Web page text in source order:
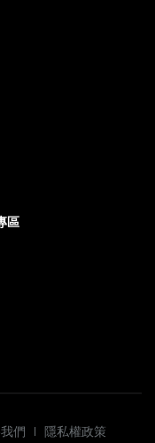
區
們 隱私權政策